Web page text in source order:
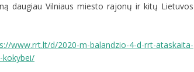
daugiau Vilniaus miesto rajonų ir kitų Lietuvos
www.rrt.lt/d/2020-m-balandzio-4-d-rrt-ataskaita-
kokybei/